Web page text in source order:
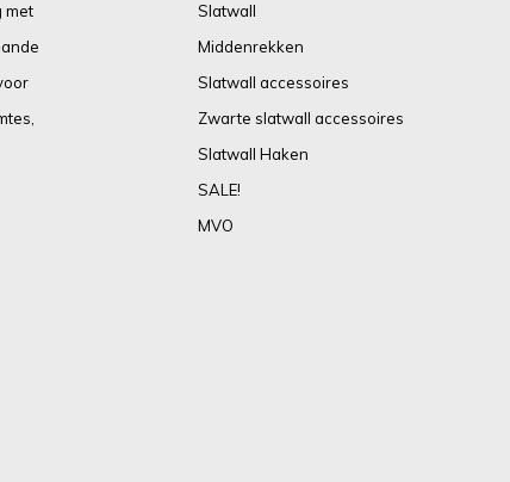
met
Slatwall
Middenrekken
Slatwall accessoires
Zwarte slatwall accessoires
Slatwall Haken
SALE!
MVO